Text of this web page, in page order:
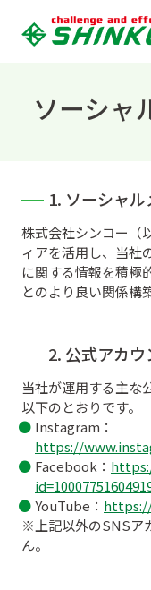
ソーシャ
1. ソーシャ
株式会社シンコー（
ィアを活用し、当社
に関する情報を積極
とのより良い関係構
2. 公式アカ
当社が運用する主な
以下のとおりです。
Instagram：
https://
Facebook：
YouTube：
※上記以外のSNSア
ん。